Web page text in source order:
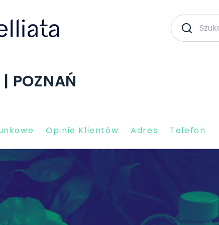
POZNAŃ
Opinie Klientów Adres Telefon